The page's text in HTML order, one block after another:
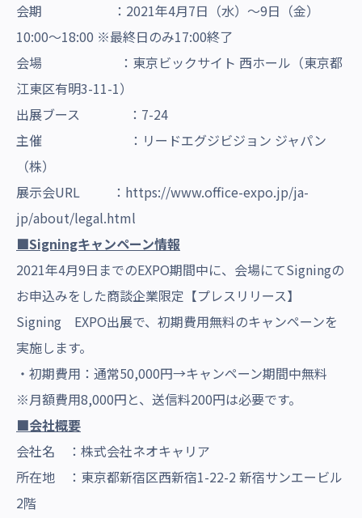
会期 ：2021年4月7日（水）～9日（金）
10:00～18:00 ※最終日のみ17:00終了
会場 ：東京ビックサイト 西ホール（東京都
江東区有明3-11-1）
出展ブース ：7-24
主催 ：リードエグジビジョン ジャパン
（株）
展示会URL ： https://www.office-expo.jp/ja-
jp/about/legal.html
■Signingキャンペーン情報
2021年4月9日までのEXPO期間中に、会場にてSigningの
お申込みをした商談企業限定 【プレスリリース】
Signing EXPO出展で、初期費用無料のキャンペーンを
実施します。
・初期費用：通常50,000円→キャンペーン期間中無料
※月額費用8,000円と、送信料200円は必要です。
■会社概要
会社名 ：株式会社ネオキャリア
所在地 ：東京都新宿区西新宿1-22-2 新宿サンエービル
2階